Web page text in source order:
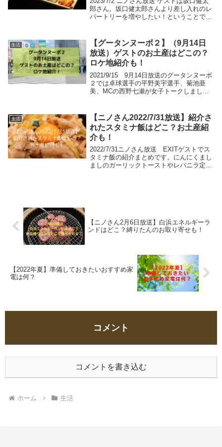
郎さん。坂口健太郎さんより差し入れのレ
パートリーを増やしたい！ということでベ
生活
【グータンヌーボ２】（9月14日
放送）ゲストのお土産はどこの？
ロケ地紹介も！
2021/9/15 9月14日放送のグータンヌーボ
２では卓球選手の平野美宇選手、菊池亜
美、MCの西野七瀬が女子トークしまし
生活
【ニノさん2022/7/31放送】紹介さ
れたスタミナ飯はどこ？お土産紹
介も！
2022/7/31ニノさん放送 EXITゲストでス
タミナ飯の紹介まとめです。にんにくまし
ましのガーリックトーストやレバニラ定食
【ニノさん2月6日放送】白浜エネルギーラ
ンドはどこ？縛りたんのお取り寄せも！
【2022年夏】準備しておきたいおすすめ家
電は何？
コメント
コメントを書き込む
ホーム 生活